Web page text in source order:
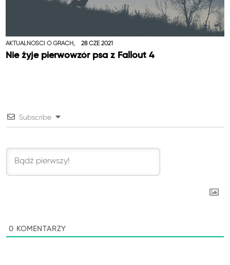
AKTUALNOŚCI O GRACH, 28 CZE 2021
Nie żyje pierwowzór psa z Fallout 4
Subscribe
0 KOMENTARZY